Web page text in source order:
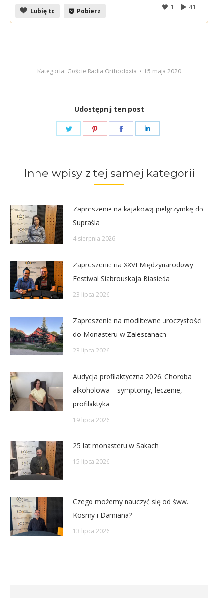
Lubię to Pobierz 41
1
Kategoria: Goście Radia Orthodoxia 15 maja 2020
Udostępnij ten post
Share
Share
Share
Inne wpisy z tej samej kategorii
Zaproszenie na kajakową pielgrzymkę do
Supraśla
4 sierpnia 2026
Zaproszenie na XXVI Międzynarodowy
Festiwal Siabrouskaja Biasieda
23 lipca 2026
Zaproszenie na modlitewne uroczystości
do Monasteru w Zaleszanach
23 lipca 2026
Audycja profilaktyczna 2026. Choroba
alkoholowa – symptomy, leczenie,
profilaktyka
19 lipca 2026
25 lat monasteru w Sakach
15 lipca 2026
Czego możemy nauczyć się od śww.
Kosmy i Damiana?
13 lipca 2026